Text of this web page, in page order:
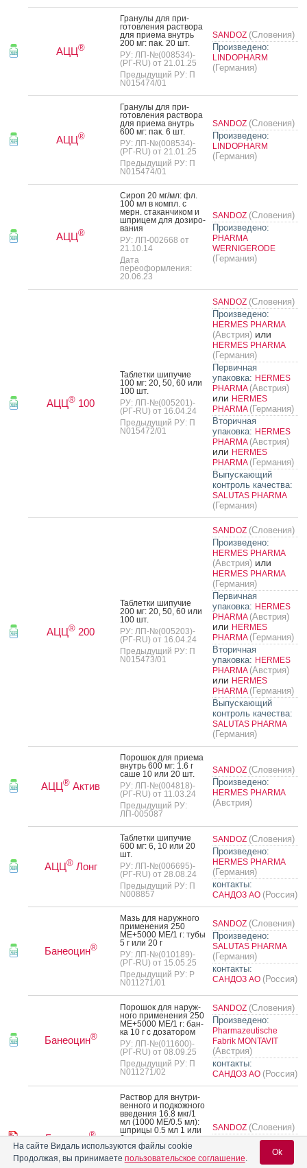
АЦЦ®
Гра­нулы для при­
готов­ле­ния рас­тво­ра
для при­ема внутрь
200 мг: пак. 20 шт.
РУ: ЛП-№(008534)-
(РГ-RU) от 21.01.25
Предыдущий РУ: П
N015474/01
SANDOZ (Словения)
Произведено:
LINDOPHARM
(Германия)
АЦЦ®
Гра­нулы для при­
готов­ле­ния рас­тво­ра
для при­ема внутрь
600 мг: пак. 6 шт.
РУ: ЛП-№(008534)-
(РГ-RU) от 21.01.25
Предыдущий РУ: П
N015474/01
SANDOZ (Словения)
Произведено:
LINDOPHARM
(Германия)
АЦЦ®
Си­роп 20 мг/мл: фл.
100 мл в компл. с
мерн. ста­кан­чи­ком и
шпри­цем для до­зиро­
вания
РУ: ЛП-002668 от
21.10.14
Дата
переоформления:
20.06.23
SANDOZ (Словения)
Произведено:
PHARMA
WERNIGERODE
(Германия)
АЦЦ® 100
Таб­летки ши­пучие
100 мг: 20, 50, 60 или
100 шт.
РУ: ЛП-№(005201)-
(РГ-RU) от 16.04.24
Предыдущий РУ: П
N015472/01
SANDOZ (Словения)
Произведено:
HERMES PHARMA
(Австрия) или
HERMES PHARMA
(Германия)
Первичная
упаковка: HERMES
PHARMA (Австрия)
или HERMES
PHARMA (Германия)
Вторичная
упаковка: HERMES
PHARMA (Австрия)
или HERMES
PHARMA (Германия)
Выпускающий
контроль качества:
SALUTAS PHARMA
(Германия)
АЦЦ® 200
Таб­летки ши­пучие
200 мг: 20, 50, 60 или
100 шт.
РУ: ЛП-№(005203)-
(РГ-RU) от 16.04.24
Предыдущий РУ: П
N015473/01
SANDOZ (Словения)
Произведено:
HERMES PHARMA
(Австрия) или
HERMES PHARMA
(Германия)
Первичная
упаковка: HERMES
PHARMA (Австрия)
или HERMES
PHARMA (Германия)
Вторичная
упаковка: HERMES
PHARMA (Австрия)
или HERMES
PHARMA (Германия)
Выпускающий
контроль качества:
SALUTAS PHARMA
(Германия)
АЦЦ® Актив
По­рошок для при­ема
внутрь 600 мг: 1.6 г
са­ше 10 или 20 шт.
РУ: ЛП-№(004818)-
(РГ-RU) от 11.03.24
Предыдущий РУ:
ЛП-005087
SANDOZ (Словения)
Произведено:
HERMES PHARMA
(Австрия)
АЦЦ®Лонг
Таб­летки ши­пучие
600 мг: 6, 10 или 20
шт.
РУ: ЛП-№(006695)-
(РГ-RU) от 28.08.24
Предыдущий РУ: П
N008857
SANDOZ (Словения)
Произведено:
HERMES PHARMA
(Германия)
контакты:
САНДОЗ АО (Россия)
Банеоцин®
Мазь для на­руж­но­го
при­мене­ния 250
МЕ+5000 МЕ/1 г: ту­бы
5 г или 20 г
РУ: ЛП-№(010189)-
(РГ-RU) от 15.05.25
Предыдущий РУ: Р
N011271/01
SANDOZ (Словения)
Произведено:
SALUTAS PHARMA
(Германия)
контакты:
САНДОЗ АО (Россия)
Банеоцин®
По­рошок для на­руж­
но­го при­мене­ния 250
МЕ+5000 МЕ/1 г: бан­
ка 10 г с до­зато­ром
РУ: ЛП-№(011600)-
(РГ-RU) от 08.09.25
Предыдущий РУ: П
N011271/02
SANDOZ (Словения)
Произведено:
Pharmazeutische
Fabrik MONTAVIT
(Австрия)
контакты:
САНДОЗ АО (Россия)
Бинокрит®
Рас­твор для внут­ри­
вен­но­го и под­кожно­го
вве­дения 16.8 мкг/1
мл (1000 МЕ/0.5 мл):
шпри­цы 0.5 мл 1 или
6 шт.
РУ: ЛП-№(009717)-
(РГ-RU) от 11.04.25
SANDOZ (Словения)
Произведено: IDT
(Германия)
На сайте Видаль используются файлы cookie
Продолжая, вы принимаете пользовательское соглашение.
Ok